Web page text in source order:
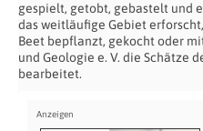
gespielt, getobt, gebastelt und
das weitläufige Gebiet
Beet bepflanzt, gekocht oder
und Geologie e. V. die Schätze
bearbeitet.